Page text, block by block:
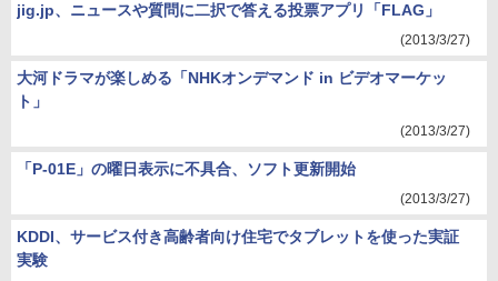
jig.jp、ニュースや質問に二択で答える投票アプリ「FLAG」
(2013/3/27)
大河ドラマが楽しめる「NHKオンデマンド in ビデオマーケッ
ト」
(2013/3/27)
「P-01E」の曜日表示に不具合、ソフト更新開始
(2013/3/27)
KDDI、サービス付き高齢者向け住宅でタブレットを使った実証
実験